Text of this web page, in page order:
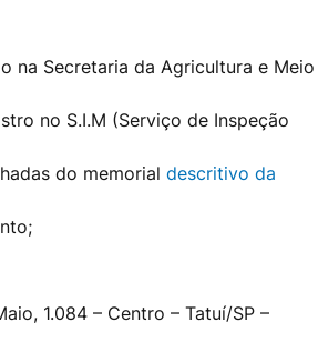
na Secretaria da Agricultura e Meio
no S.I.M (Serviço de Inspeção
do memorial descritivo da
1.084 – Centro – Tatuí/SP –